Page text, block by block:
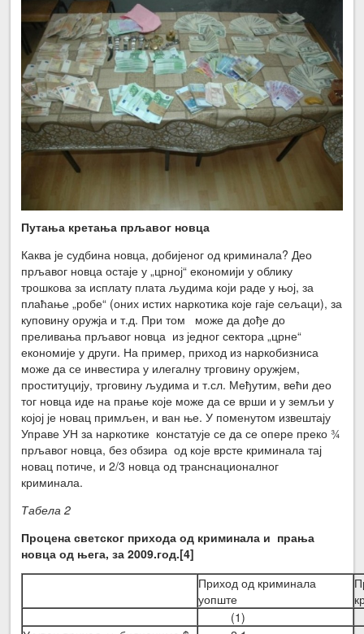
Путања кретања прљавог новца
Каква је судбина новца, добијеног од криминала? Део
прљавог новца остаје у „црној“ економији у облику
трошкова за исплату плата људима који раде у њој, за
плаћање „робе“ (оних истих наркотика које гаје сељаци), за
куповину оружја и т.д. При том може да дође до
преливања прљавог новца из једног сектора „црне“
економије у други. На пример, приход из наркобизниса
може да се инвестира у илегалну трговину оружјем,
проституцију, трговину људима и т.сл. Међутим, већи део
тог новца иде на прање које може да се врши и у земљи у
којој је новац примљен, и ван ње. У поменутом извештају
Управе УН за наркотике констатује се да се опере преко ¾
прљавог новца, без обзира од које врсте криминала тај
новац потиче, и 2/3 новца од транснационалног
криминала.
Табела 2
Процена светског прихода од криминала и прања
новца од њега, за 2009.год.[4]
Приход од криминала
уопште
(1)